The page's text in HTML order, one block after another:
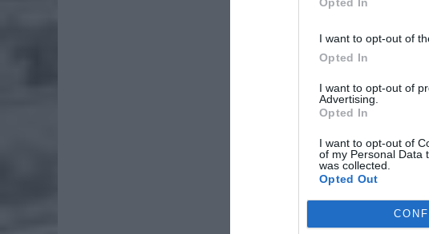
I want to opt-out of
Opted In
I want to opt-out of
Advertising.
Opted In
I want to opt-out of
of my Personal Data
was collected.
Opted Out
ZOBACZ RÓWNIEŻ:
ZUS zmieni
dostać senior